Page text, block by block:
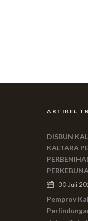
ARTIKEL
DISBUN
KALTARA
30 Juli
Pemprov